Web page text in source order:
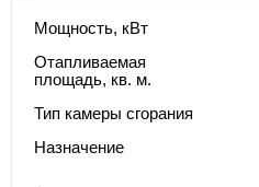
Мощность, кВт
Отапливаемая
площадь, кв. м.
Тип камеры сгорания
Назначение